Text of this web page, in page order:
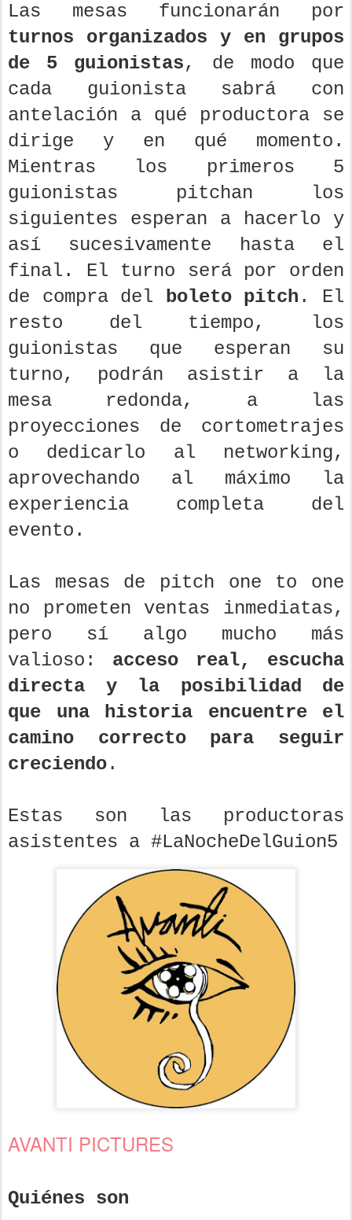
Las mesas funcionarán por
turnos organizados y en grupos
de 5 guionistas, de modo que
cada guionista sabrá con
antelación a qué productora se
dirige y en qué momento.
Mientras los primeros 5
guionistas pitchan los
siguientes esperan a hacerlo y
así sucesivamente hasta el
final. El turno será por orden
de compra del boleto pitch . El
resto del tiempo, los
guionistas que esperan su
turno, podrán asistir a la
mesa redonda, a las
proyecciones de cortometrajes
o dedicarlo al networking,
aprovechando al máximo la
experiencia completa del
evento.
Las mesas de pitch one to one
no prometen ventas inmediatas,
pero sí algo mucho más
valioso:
acceso real, escucha
directa y la posibilidad de
que una historia encuentre el
camino correcto para seguir
creciendo.
Estas son las productoras
asistentes a #LaNocheDelGuion5
AVANTI PICTURES
Quiénes son